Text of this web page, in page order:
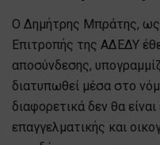
Ο Δημήτρης Μπράτης,
Επιτροπής της ΑΔΕΔΥ
αποσύνδεσης,
διατυπωθεί μέσα στο
διαφορετικά δεν θα
επαγγελματικής και